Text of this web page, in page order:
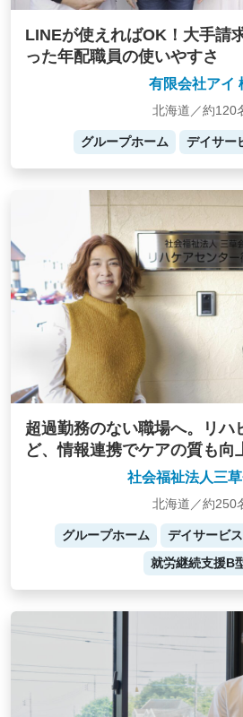
LINEが使えればOK！大手請
った年配職員の使いやすさ
有限会社アイ
北海道／約120
グループホーム デイサー
超過勤務のない職場へ。リハ
ど、情報連携でケアの質も向
社会福祉法人三
北海道／約250
グループホーム デイサービス
就労継続支援B